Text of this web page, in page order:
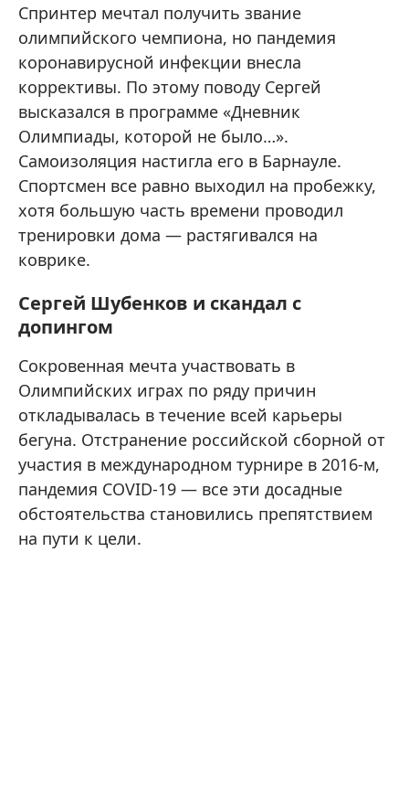
Спринтер мечтал получить звание
олимпийского чемпиона, но пандемия
коронавирусной инфекции внесла
коррективы. По этому поводу Сергей
высказался в программе «Дневник
Олимпиады, которой не было…».
Самоизоляция настигла его в Барнауле.
Спортсмен все равно выходил на пробежку,
хотя большую часть времени проводил
тренировки дома — растягивался на
коврике.
Сергей Шубенков и скандал с
допингом
Сокровенная мечта участвовать в
Олимпийских играх по ряду причин
откладывалась в течение всей карьеры
бегуна. Отстранение российской сборной от
участия в международном турнире в 2016-м,
пандемия COVID-19 — все эти досадные
обстоятельства становились препятствием
на пути к цели.